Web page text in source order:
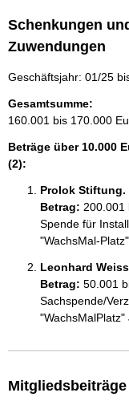
Schenkungen
Zuwendungen
Geschäftsjahr: 01/25
Gesamtsumme:
160.001 bis 170.000
Beträge über 10.000
(2):
Prolok Stiftung.
Betrag: 200.001
Spende für
"WachsMal-Platz"
Leonhard
Betrag: 50.001
Sachspende/
Mitgliedsbeiträge